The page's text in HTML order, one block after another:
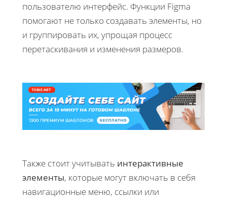
пользователю интерфейс. Функции Figma
помогают не только создавать элементы, но
и группировать их, упрощая процесс
перетаскивания и изменения размеров.
Также стоит учитывать интерактивные
элементы, которые могут включать в себя
навигационные меню, ссылки или